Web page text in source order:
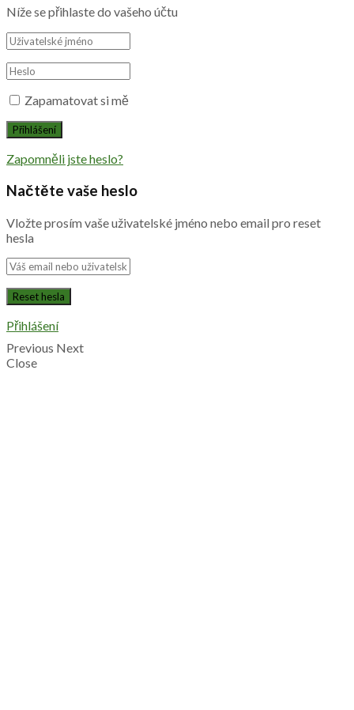
Níže se přihlaste do vašeho účtu
Zapamatovat si mě
Zapomněli jste heslo?
Načtěte vaše heslo
Vložte prosím vaše uživatelské jméno nebo email pro reset
hesla
Přihlášení
Previous Next
Close